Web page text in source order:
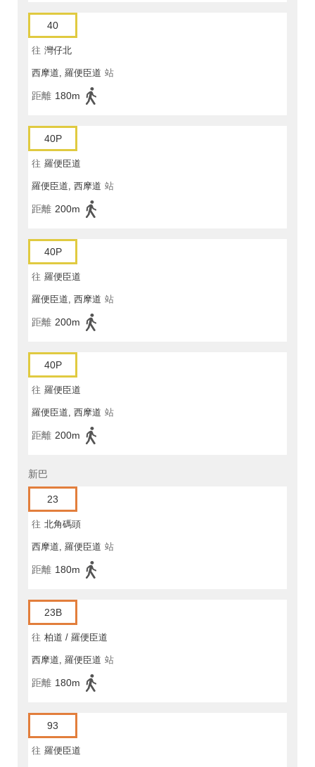
40
往 灣仔北
西摩道, 羅便臣道 站
距離 180m
40P
往 羅便臣道
羅便臣道, 西摩道 站
距離 200m
40P
往 羅便臣道
羅便臣道, 西摩道 站
距離 200m
40P
往 羅便臣道
羅便臣道, 西摩道 站
距離 200m
新巴
23
往 北角碼頭
西摩道, 羅便臣道 站
距離 180m
23B
往 柏道 / 羅便臣道
西摩道, 羅便臣道 站
距離 180m
93
往 羅便臣道